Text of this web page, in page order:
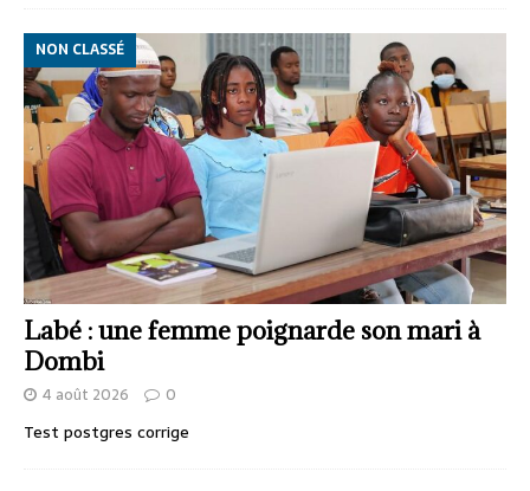
Labé : une femme poignarde son mari à
Dombi
NON CLASSÉ
4 août 2026 0
Test postgres corrige